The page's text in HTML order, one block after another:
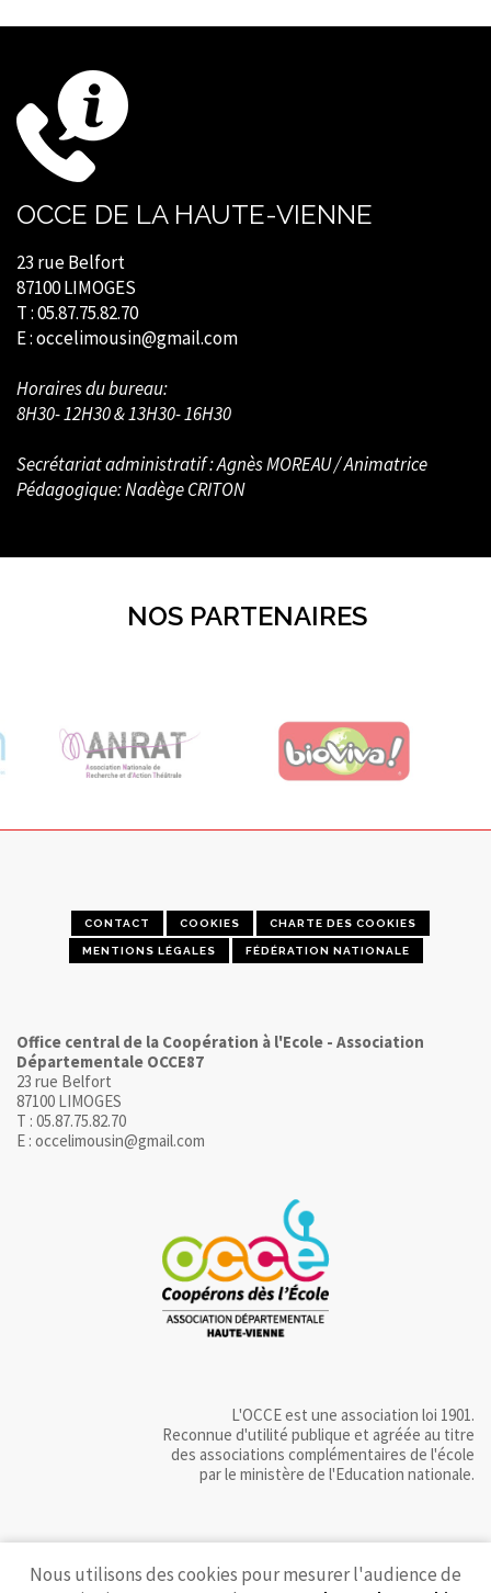
OCCE DE LA HAUTE-VIENNE
23 rue Belfort
87100 LIMOGES
T : 05.87.75.82.70
E : occelimousin@gmail.com
Horaires du bureau:
8H30- 12H30 & 13H30- 16H30
Secrétariat administratif : Agnès MOREAU / Animatrice
Pédagogique: Nadège CRITON
NOS PARTENAIRES
CONTACT COOKIES CHARTE DES COOKIES
MENTIONS LÉGALES FÉDÉRATION NATIONALE
Office central de la Coopération à l'Ecole - Association
Départementale OCCE87
23 rue Belfort
87100 LIMOGES
T : 05.87.75.82.70
E : occelimousin@gmail.com
L'OCCE est une association loi 1901.
Reconnue d'utilité publique et agréée au titre
des associations complémentaires de l'école
par le ministère de l'Education nationale.
Nous utilisons des cookies pour mesurer l'audience de